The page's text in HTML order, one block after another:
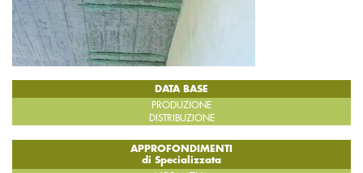
DATA BASE
PRODUZIONE
DISTRIBUZIONE
APPROFONDIMENTI
di Specializzata